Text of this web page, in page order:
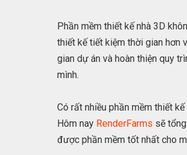
Phần mềm thiết kế nhà 3D
thiết kế tiết kiệm thời gian hơn
gian dự án và hoàn thiện quy
mình.
Có rất nhiều phần mềm thiết
Hôm nay RenderFarms sẽ
được phần mềm tốt nhất cho